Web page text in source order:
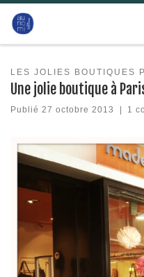
Passer au contenu
LES JOLIES BOUTIQUES
Une jolie boutique à
Publié 27 octobre 2013 1